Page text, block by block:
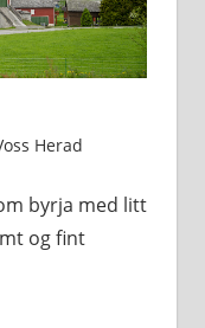
Herad
byrja med litt
og fint